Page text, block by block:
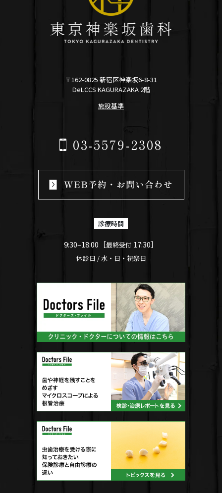
〒162-0825 新宿区神楽坂6-8-31
DeLCCS KAGURAZAKA 2階
施設基準
03-5579-2308
診療時間
9:30–18:00［最終受付 17:30］
休診日 / 水・日・祝祭日